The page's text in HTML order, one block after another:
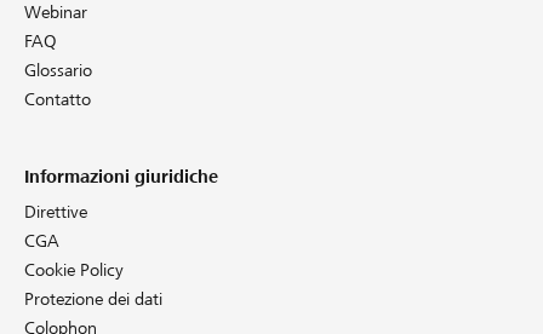
Webinar
FAQ
Glossario
Contatto
Informazioni giuridiche
Direttive
CGA
Cookie Policy
Protezione dei dati
Colophon